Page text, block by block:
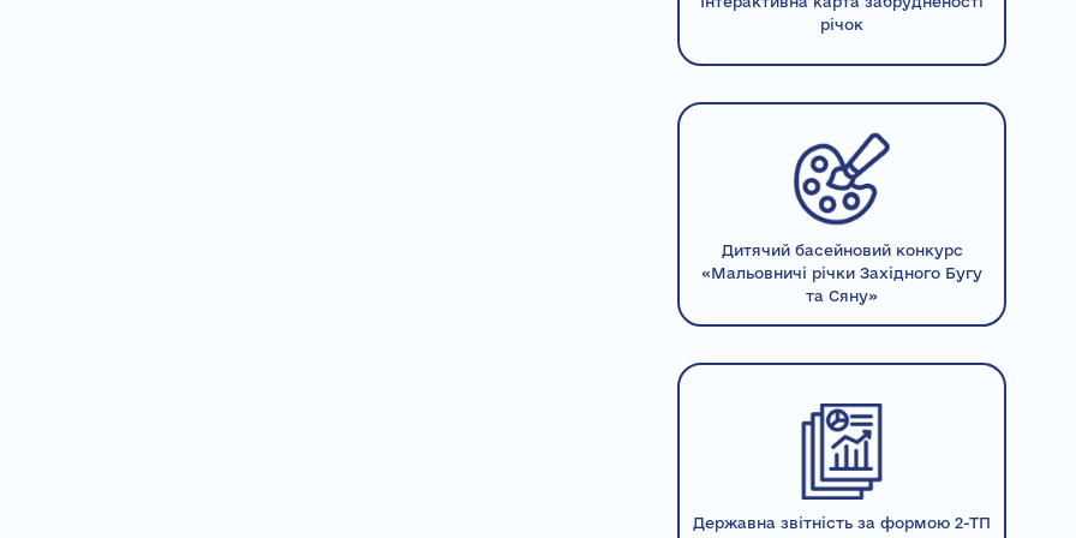
річок
Дитячий басейновий конкурс
«Мальовничі річки Західного Бугу
та Сяну»
Державна звітність за формою 2-ТП